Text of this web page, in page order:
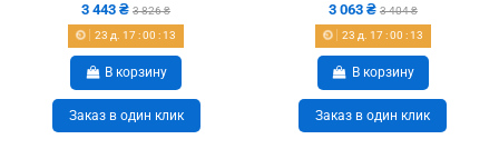
3 443 ₴3 826 ₴
23 д. 17:00 : 12
В корзину
Заказ в один клик
3 063 ₴ 3 404 ₴
23 д. 17:00 : 12
В корзину
Заказ в один клик